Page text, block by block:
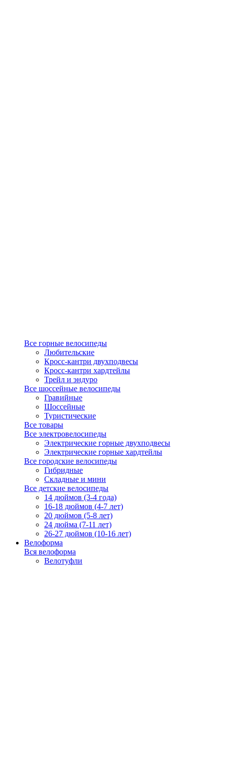
Все горные велосипеды
Любительские
Кросс-кантри двухподвесы
Кросс-кантри хардтейлы
Трейл и эндуро
Все шоссейные велосипеды
Гравийные
Шоссейные
Туристические
Все товары
Все электровелосипеды
Электрические горные двухподвесы
Электрические горные хардтейлы
Все городские велосипеды
Гибридные
Складные и мини
Все детские велосипеды
14 дюймов (3-4 года)
16-18 дюймов (4-7 лет)
20 дюймов (5-8 лет)
24 дюйма (7-11 лет)
26-27 дюймов (10-16 лет)
Велоформа
Вся велоформа
Велотуфли